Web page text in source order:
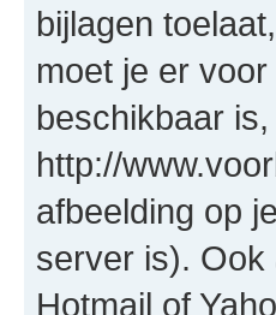
bijlagen
moet je er
beschikbaar
http://
afbeelding op
server is). Ook
Hotmail of